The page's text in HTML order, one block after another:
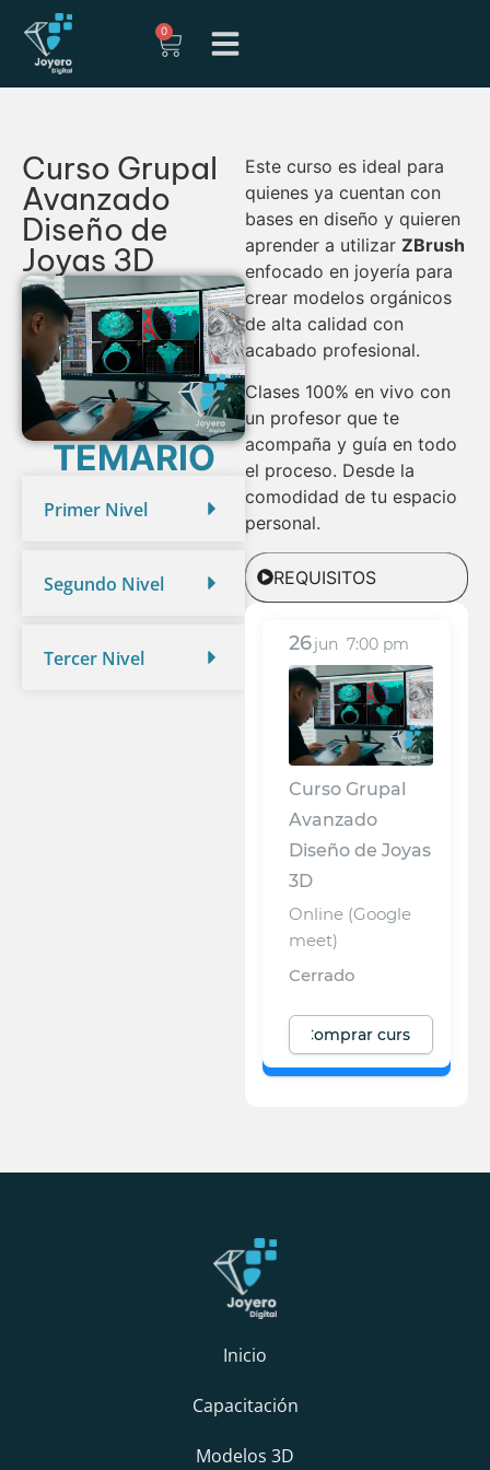
0
Curso Grupal
Avanzado
Diseño de
Joyas 3D
TEMARIO
Primer Nivel
Segundo Nivel
Tercer Nivel
Este curso es ideal para
quienes ya cuentan con
bases en diseño y quieren
aprender a utilizar ZBrush
enfocado en joyería para
crear modelos orgánicos
de alta calidad con
acabado profesional.
Clases 100% en vivo con
un profesor que te
acompaña y guía en todo
el proceso. Desde la
comodidad de tu espacio
personal.
REQUISITOS
26jun 7:00 pm
Curso Grupal
Avanzado
Diseño de Joyas
3D
Online (Google
meet)
Cerrado
Comprar curso
Inicio
Capacitación
Modelos 3D